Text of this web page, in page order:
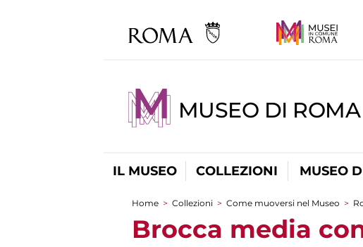
MUSEO DI ROMA
IL MUSEO COLLEZIONI MUSEO
Tu sei qui
Home > Collezioni > Come muoversi nel Museo >
Brocca media